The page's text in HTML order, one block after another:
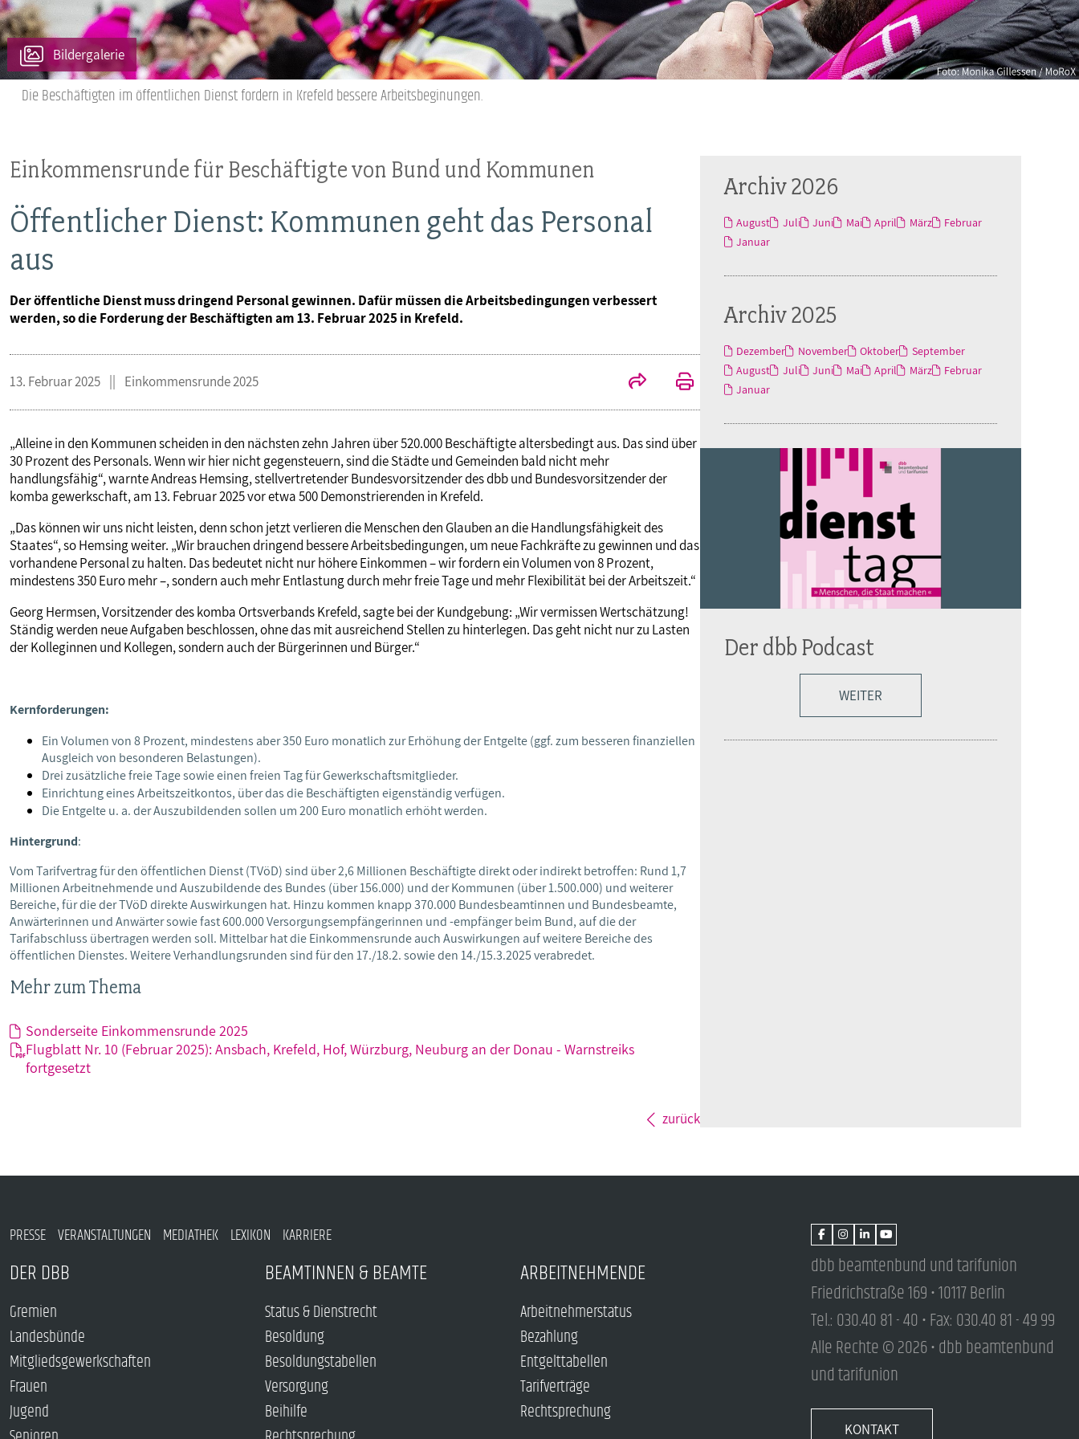
Frauen
Jugend
Versorgung
Beihilfe
Tarifverträge
Rechtsprechung
Bildung
Europa
MITBESTIMMUNG
MITGLIEDSCHAFT & SERVICE
Akademie
Verlag
Bildergalerie
Die Beschäftigten im öffentlichen Dienst fordern in Krefeld bessere Arbeitsbeginungen.
Einkommensrunde für Beschäftigte von Bund und Kommunen
Öffentlicher Dienst: Kommunen geht das Personal
aus
Der öffentliche Dienst muss dringend Personal gewinnen. Dafür müssen die Arbeitsbedingungen verbessert
werden, so die Forderung der Beschäftigten am 13. Februar 2025 in Krefeld.
13. Februar 2025 Einkommensrunde 2025
„Alleine in den Kommunen scheiden in den nächsten zehn Jahren über 520.000 Beschäftigte altersbedingt aus. Das sind über
30 Prozent des Personals. Wenn wir hier nicht gegensteuern, sind die Städte und Gemeinden bald nicht mehr
handlungsfähig“, warnte Andreas Hemsing, stellvertretender Bundesvorsitzender des dbb und Bundesvorsitzender der
komba gewerkschaft, am 13. Februar 2025 vor etwa 500 Demonstrierenden in Krefeld.
„Das können wir uns nicht leisten, denn schon jetzt verlieren die Menschen den Glauben an die Handlungsfähigkeit des
Staates“, so Hemsing weiter. „Wir brauchen dringend bessere Arbeitsbedingungen, um neue Fachkräfte zu gewinnen und das
vorhandene Personal zu halten. Das bedeutet nicht nur höhere Einkommen – wir fordern ein Volumen von 8 Prozent,
mindestens 350 Euro mehr –, sondern auch mehr Entlastung durch mehr freie Tage und mehr Flexibilität bei der Arbeitszeit.“
Georg Hermsen, Vorsitzender des komba Ortsverbands Krefeld, sagte bei der Kundgebung: „Wir vermissen Wertschätzung!
Ständig werden neue Aufgaben beschlossen, ohne das mit ausreichend Stellen zu hinterlegen. Das geht nicht nur zu Lasten
der Kolleginnen und Kollegen, sondern auch der Bürgerinnen und Bürger.“
Kernforderungen:
Ein Volumen von 8 Prozent, mindestens aber 350 Euro monatlich zur Erhöhung der Entgelte (ggf. zum besseren finanziellen
Ausgleich von besonderen Belastungen).
Drei zusätzliche freie Tage sowie einen freien Tag für Gewerkschaftsmitglieder.
Einrichtung eines Arbeitszeitkontos, über das die Beschäftigten eigenständig verfügen.
Die Entgelte u. a. der Auszubildenden sollen um 200 Euro monatlich erhöht werden.
Hintergrund:
Vom Tarifvertrag für den öffentlichen Dienst (TVöD) sind über 2,6 Millionen Beschäftigte direkt oder indirekt betroffen: Rund 1,7
Millionen Arbeitnehmende und Auszubildende des Bundes (über 156.000) und der Kommunen (über 1.500.000) und weiterer
Bereiche, für die der TVöD direkte Auswirkungen hat. Hinzu kommen knapp 370.000 Bundesbeamtinnen und Bundesbeamte,
Anwärterinnen und Anwärter sowie fast 600.000 Versorgungsempfängerinnen und -empfänger beim Bund, auf die der
Tarifabschluss übertragen werden soll. Mittelbar hat die Einkommensrunde auch Auswirkungen auf weitere Bereiche des
öffentlichen Dienstes. Weitere Verhandlungsrunden sind für den 17./18.2. sowie den 14./15.3.2025 verabredet.
Mehr zum Thema
Sonderseite Einkommensrunde 2025
Flugblatt Nr. 10 (Februar 2025): Ansbach, Krefeld, Hof, Würzburg, Neuburg an der Donau - Warnstreiks
fortgesetzt
zurück
Archiv 2026
August Juli Juni Mai April März
Februar
Januar
Archiv 2025
Dezember November Oktober
September
August
Juli Juni Mai April März
Februar
Januar
Der dbb Podcast
WEITER
PRESSE VERANSTALTUNGEN MEDIATHEK LEXIKON KARRIERE
DER DBB
Gremien
Landesbünde
Mitgliedsgewerkschaften
Frauen
Jugend
BEAMTINNEN & BEAMTE
Status & Dienstrecht
Besoldung
Besoldungstabellen
Versorgung
Beihilfe
ARBEITNEHMENDE
Arbeitnehmerstatus
Bezahlung
Entgelttabellen
Tarifverträge
Rechtsprechung
dbb beamtenbund und tarifunion
Friedrichstraße 169 • 10117 Berlin
Tel.: 030.40 81 - 40 • Fax: 030.40 81 - 49 99
Alle Rechte © 2026 • dbb beamtenbund
und tarifunion
KONTAKT